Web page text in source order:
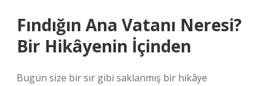
Fındığın Ana Vatanı Neresi?
Bir Hikâyenin İçinden
Bugün size bir sır gibi saklanmış bir hikâye